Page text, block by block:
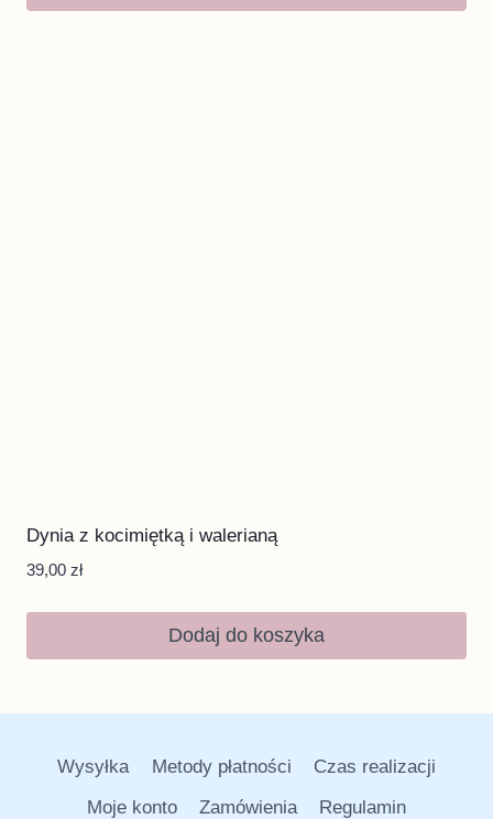
Dynia z kocimiętką i walerianą
39,00 zł
Dodaj do koszyka
Wysyłka Metody płatności
Czas realizacji
Moje konto
Zamówienia Regulamin